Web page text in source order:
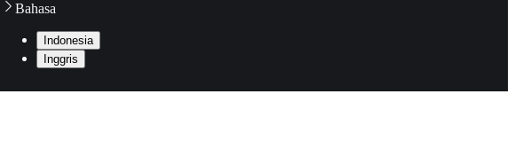
Bahasa
Indonesia
Inggris